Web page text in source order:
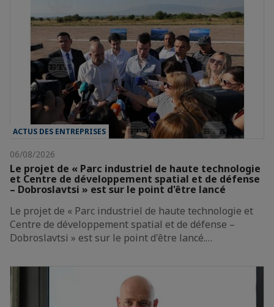
ACTUS DES ENTREPRISES
06/08/2026
Le projet de « Parc industriel de haute technologie
et Centre de développement spatial et de défense
– Dobroslavtsi » est sur le point d'être lancé
Le projet de « Parc industriel de haute technologie et
Centre de développement spatial et de défense –
Dobroslavtsi » est sur le point d'être lancé.…